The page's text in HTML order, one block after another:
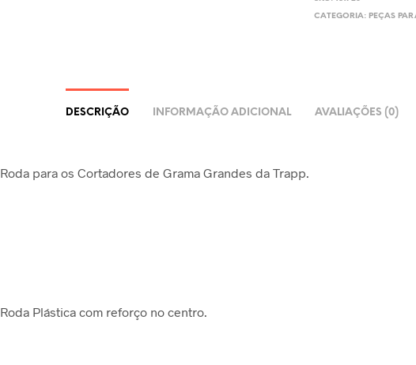
CATEGORIA: PEÇAS
DESCRIÇÃO INFORMAÇÃO ADICIONAL AVALIAÇÕES (0)
Roda para os Cortadores de Grama Grandes da Trapp.
Roda Plástica com reforço no centro.